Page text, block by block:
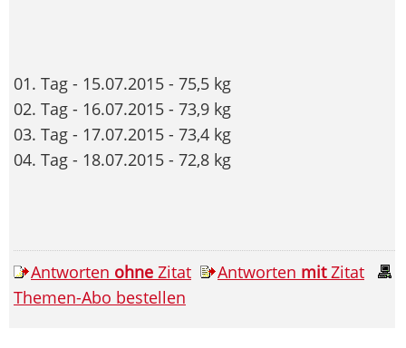
01. Tag - 15.07.2015 - 75,5 kg
02. Tag - 16.07.2015 - 73,9 kg
03. Tag - 17.07.2015 - 73,4 kg
04. Tag - 18.07.2015 - 72,8 kg
Antworten ohne Zitat Antworten mitZitat
Themen-Abo bestellen